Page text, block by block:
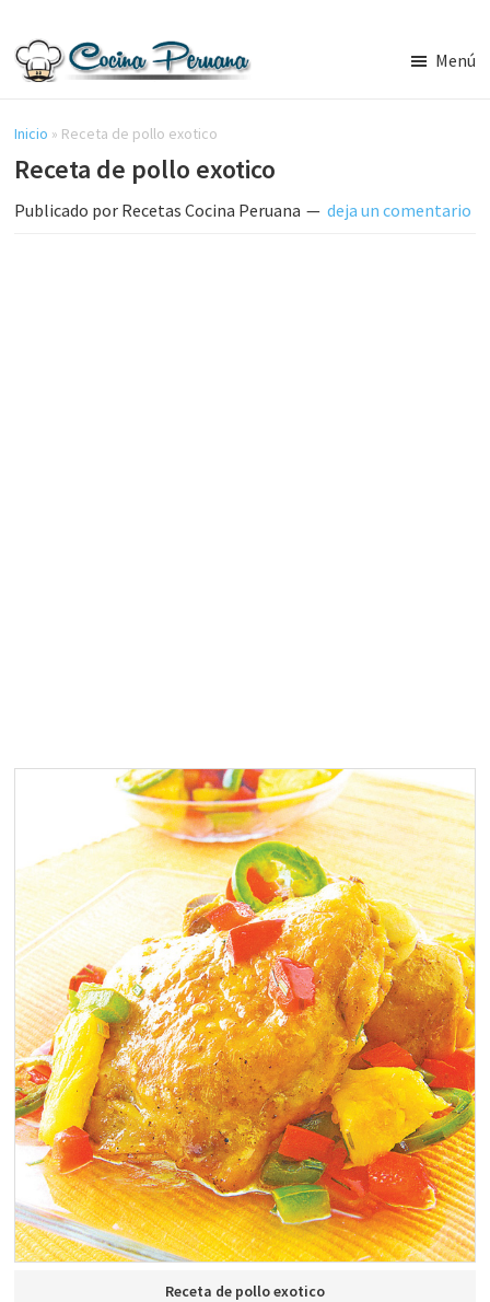
contenido
lateral
principal
Cocina
Peruana,
Recetas
de
Comida
Menú
Inicio » Receta de pollo exotico
Receta de pollo exotico
Publicado por Recetas Cocina Peruana deja un comentario
Receta de pollo exotico